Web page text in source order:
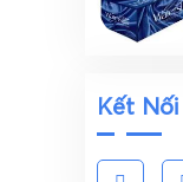
Kết Nối